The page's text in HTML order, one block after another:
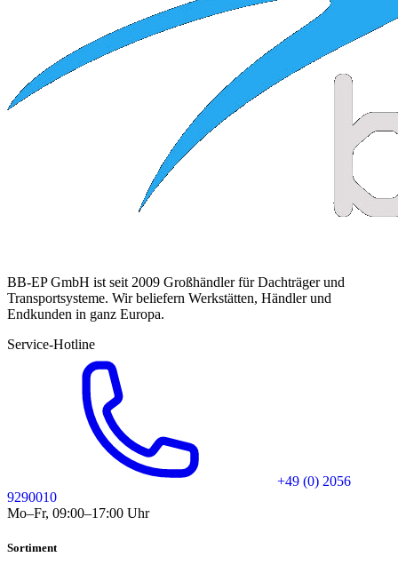
BB-EP GmbH ist seit 2009 Großhändler für Dachträger und
Transportsysteme. Wir beliefern Werkstätten, Händler und
Endkunden in ganz Europa.
Service-Hotline
+49 (0) 2056
9290010
Mo–Fr, 09:00–17:00 Uhr
Sortiment